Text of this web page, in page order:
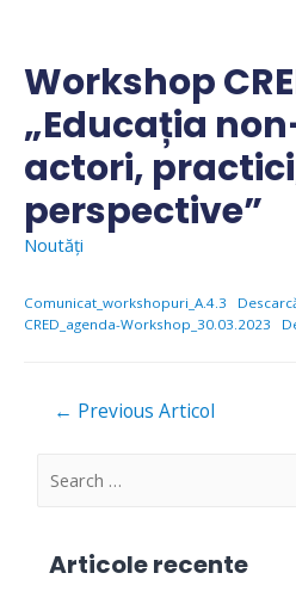
content
Workshop
„Educația
actori,
perspective”
Noutăți
Comunicat_workshopuri_A.4.3
CRED_agenda-Workshop_30.03.2023
Navigare
← Previous Articol
S
Articole recente